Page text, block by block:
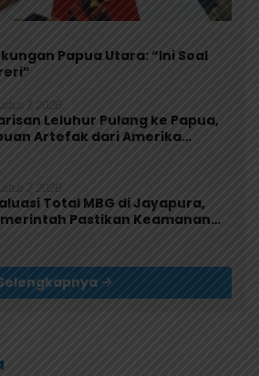
Papua Utara: “Ini Soal
7, 2026
Leluhur Pulang ke Papua,
Artefak dari Amerika
7, 2026
Total MBG di Jayapura,
Pastikan Keamanan